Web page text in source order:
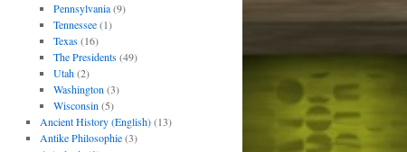
Pennsylvania(9)
Tennessee(1)
Texas(16)
The Presidents(49)
Utah(2)
Washington (3)
Wisconsin (5)
Ancient History (English)(13)
Antike Philosophie(3)